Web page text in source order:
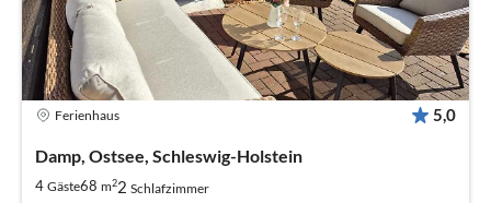
Ferienhaus 5,0
Damp, Ostsee, Schleswig-Holstein
4 Gäste68 m22 Schlafzimmer